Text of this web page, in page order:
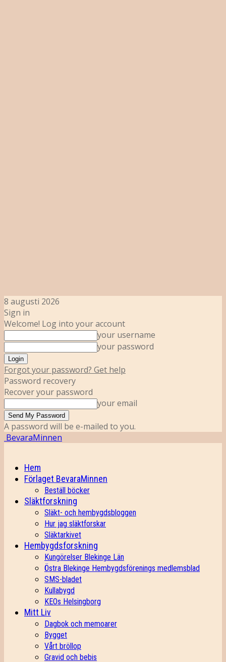
8 augusti 2026
Sign in
Welcome! Log into your account
your username
your password
Forgot your password? Get help
Password recovery
Recover your password
your email
A password will be e-mailed to you.
BevaraMinnen
Hem
Förlaget BevaraMinnen
Beställ böcker
Släktforskning
Släkt- och hembygdsbloggen
Hur jag släktforskar
Släktarkivet
Hembygdsforskning
Kungörelser Blekinge Län
Östra Blekinge Hembygdsförenings medlemsblad
SMS-bladet
Kullabygd
KEOs Helsingborg
Mitt Liv
Dagbok och memoarer
Bygget
Vårt bröllop
Gravid och bebis